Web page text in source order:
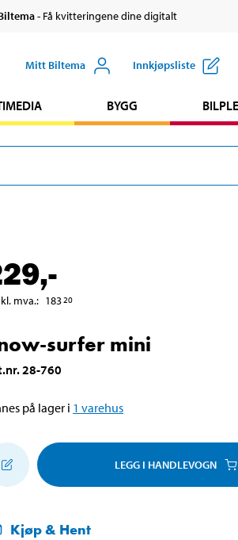
- Få kvitteringene dine digitalt
Mitt Biltema Innkjøpsliste
BYGG
,-
mva.: 183 20
surfer mini
.28-760
på lager i 1 varehus
LEGG I HANDLEVOGN
Kjøp & Hent